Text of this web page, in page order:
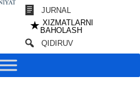
JURNAL
★ XIZMATLARNI
BAHOLASH
QIDIRUV